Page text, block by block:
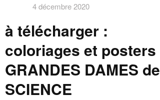
4 décembre 2020
à télécharger :
coloriages et posters
GRANDES DAMES de
SCIENCE